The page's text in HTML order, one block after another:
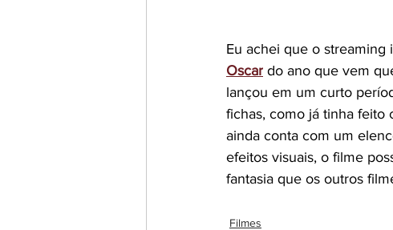
Eu achei que o streaming
Oscar do ano que vem
lançou em um curto
fichas, como já tinha feito
ainda conta com um
efeitos visuais, o filme
fantasia que os outros
Filmes